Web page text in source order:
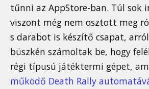
tűnni az AppStore-ban. Túl sok
viszont még nem osztott meg
s darabot is készítő csapat,
büszkén számoltak be, hogy
régi típusú játéktermi gépet,
működő Death Rally